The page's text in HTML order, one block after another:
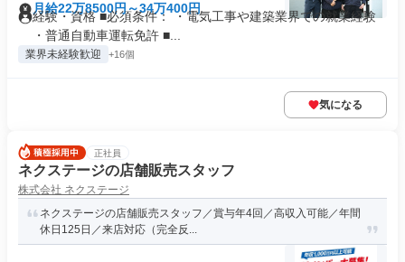
月給22万8500円～34万400円
経験・資格 ■必須条件： ・電気工事や建築業界での就業経験
・普通自動車運転免許 ■...
業界未経験歓迎 +16個
気になる
正社員
ネクステージの店舗販売スタッフ
株式会社 ネクステージ
ネクステージの店舗販売スタッフ／賞与年4回／高収入可能／年間
休日125日／来店対応（完全反...